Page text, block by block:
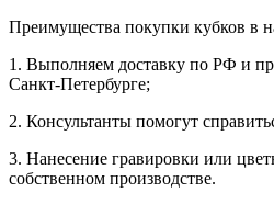
Преимущества покупки кубков в
1. Выполняем доставку по РФ и
Санкт-Петербурге;
2. Консультанты помогут
3. Нанесение гравировки или
собственном производстве.